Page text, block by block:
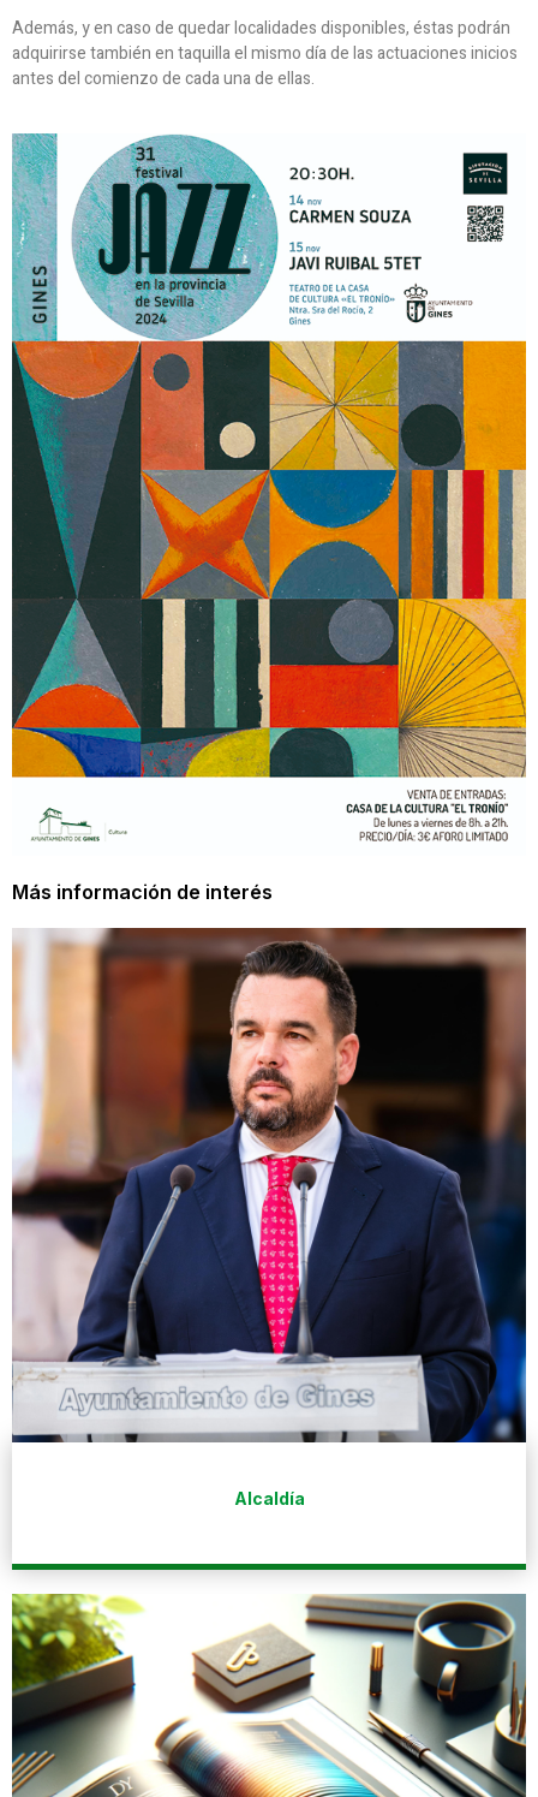
Además, y en caso de quedar localidades disponibles, éstas podrán
adquirirse también en taquilla el mismo día de las actuaciones inicios
antes del comienzo de cada una de ellas.
Más información de interés
Alcaldía